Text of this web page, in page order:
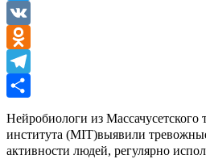
Twitter
VK
Odnoklassniki
Telegram
Нейробиологи из Массачусетского
института (MIT)выявили
активности людей, регулярно